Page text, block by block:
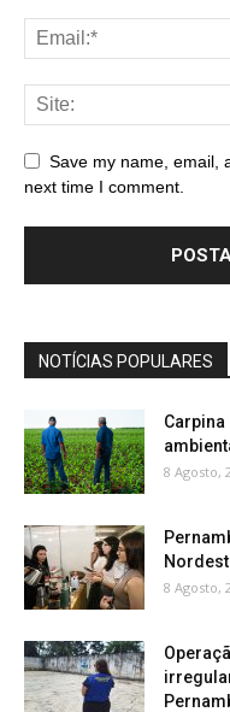
Save my name, email,
next time I comment.
NOTÍCIAS POPULARES
8 Agosto,
8 Agosto,